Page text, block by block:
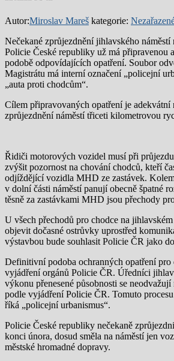
Autor:Miroslav Mareš kategorie:
Nečekané zprůjezdnění jihlavského náměstí
Policie České republiky už má připravenou
podobě odpovídajících opatření. Soubor
Magistrátu má interní označení „policejní
„auta proti chodcům“.
Cílem připravovaných opatření je adekvátní
zprůjezdnění náměstí třiceti kilometrovou
Řidiči motorových vozidel musí při
zvýšit pozornost na chování chodců, kteří
odjíždějící vozidla MHD ze zastávek.
v dolní části náměstí panují obecně špatné
těsně za zastávkami MHD jsou přechody
U všech přechodů pro chodce na
objevit dočasné ostrůvky uprostřed
výstavbou bude souhlasit Policie ČR jako
Definitivní podoba ochranných opatření pro
vyjádření orgánů Policie ČR. Úředníci
výkonu přenesené působnosti se
podle vyjádření Policie ČR. Tomuto
říká „policejní urbanismus“.
Policie České republiky nečekaně
konci února, dosud směla na náměstí jen
městské hromadné dopravy.